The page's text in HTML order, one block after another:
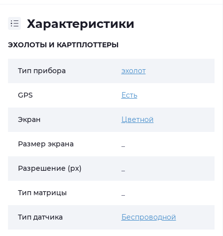
Характеристики
ЭХОЛОТЫ И КАРТПЛОТТЕРЫ
Тип прибора эхолот
GPS Есть
Экран Цветной
Размер экрана
Разрешение (px)
Тип матрицы
Тип датчика Беспроводной